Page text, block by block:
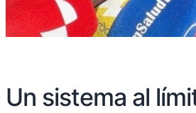
Un sistema al